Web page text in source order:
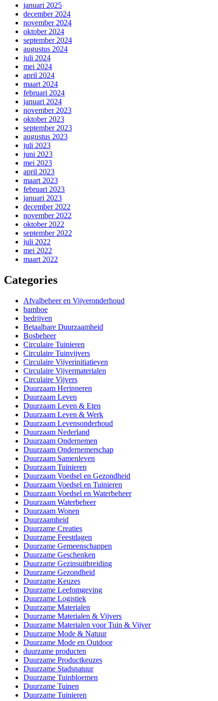
januari 2025
december 2024
november 2024
oktober 2024
september 2024
augustus 2024
juli 2024
mei 2024
april 2024
maart 2024
februari 2024
januari 2024
november 2023
oktober 2023
september 2023
augustus 2023
juli 2023
juni 2023
mei 2023
april 2023
maart 2023
februari 2023
januari 2023
december 2022
november 2022
oktober 2022
september 2022
juli 2022
mei 2022
maart 2022
Categories
Afvalbeheer en Vijveronderhoud
bamboe
bedrijven
Betaalbare Duurzaamheid
Bosbeheer
Circulaire Tuinieren
Circulaire Tuinvijvers
Circulaire Vijverinitiatieven
Circulaire Vijvermaterialen
Circulaire Vijvers
Duurzaam Herinneren
Duurzaam Leven
Duurzaam Leven & Eten
Duurzaam Leven & Werk
Duurzaam Levensonderhoud
Duurzaam Nederland
Duurzaam Ondernemen
Duurzaam Ondernemerschap
Duurzaam Samenleven
Duurzaam Tuinieren
Duurzaam Voedsel en Gezondheid
Duurzaam Voedsel en Tuinieren
Duurzaam Voedsel en Waterbeheer
Duurzaam Waterbeheer
Duurzaam Wonen
Duurzaamheid
Duurzame Creaties
Duurzame Feestdagen
Duurzame Gemeenschappen
Duurzame Geschenken
Duurzame Gezinsuitbreiding
Duurzame Gezondheid
Duurzame Keuzes
Duurzame Leefomgeving
Duurzame Logistiek
Duurzame Materialen
Duurzame Materialen & Vijvers
Duurzame Materialen voor Tuin & Vijver
Duurzame Mode & Natuur
Duurzame Mode en Outdoor
duurzame producten
Duurzame Productkeuzes
Duurzame Stadsnatuur
Duurzame Tuinbloemen
Duurzame Tuinen
Duurzame Tuinieren